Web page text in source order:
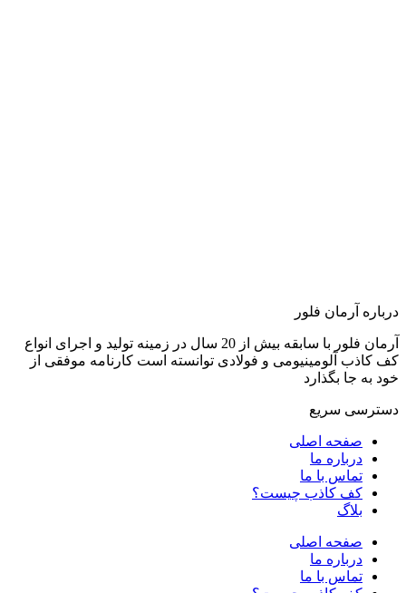
درباره آرمان فلور
آرمان فلور با سابقه بیش از 20 سال در زمینه تولید و اجرای انواع
کف کاذب آلومینیومی و فولادی توانسته است کارنامه موفقی از
خود به جا بگذارد
دسترسی سریع
صفحه اصلی
درباره ما
تماس با ما
کف کاذب چیست؟
بلاگ
صفحه اصلی
درباره ما
تماس با ما